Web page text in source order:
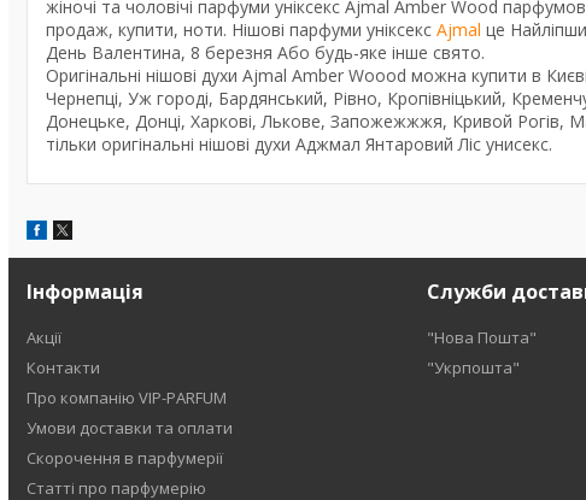
жіночі та чоловічі парфуми уніксекс Ajmal Amber Wood
продаж, купити, ноти. Нішові парфуми уніксекс Ajmal це
День Валентина, 8 березня Або будь-яке інше свято.
Оригінальні нішові духи Ajmal Amber Woood можна купити в
Чернепці, Уж городі, Бардянський, Рівно, Кропівніцький,
Донецьке, Донці, Харкові, Лькове, Запожежжжя, Кривой Рогів,
тільки оригінальні нішові духи Аджмал Янтаровий Ліс унисекс.
Інформація
Акції
Контакти
Про компанію VIP-PARFUM
Умови доставки та оплати
Скорочення в парфумерії
Статті про парфумерію
Служби
"Нова Пошта"
"Укрпошта"